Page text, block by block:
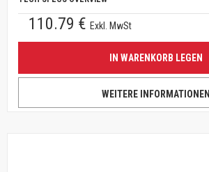
110.79 € Exkl. MwSt
IN WARENKORB LEGEN
WEITERE INFORMATIONEN